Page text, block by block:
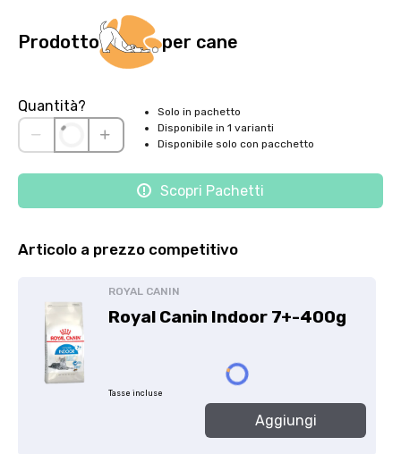
Prodotto per cane
Quantità?
Solo in pachetto
Disponibile in 1 varianti
Disponibile solo con pacchetto
Scopri Pachetti
Articolo a prezzo competitivo
ROYAL CANIN
Royal Canin Indoor 7+-400g
Tasse incluse
Aggiungi